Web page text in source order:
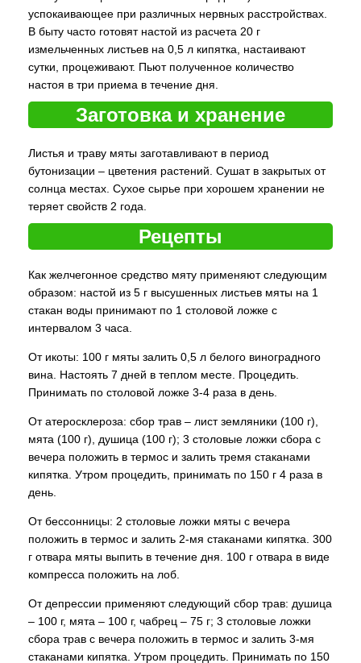
успокаивающее при различных нервных расстройствах.
В быту часто готовят настой из расчета 20 г
измельченных листьев на 0,5 л кипятка, настаивают
сутки, процеживают. Пьют полученное количество
настоя в три приема в течение дня.
Заготовка и хранение
Листья и траву мяты заготавливают в период
бутонизации – цветения растений. Сушат в закрытых от
солнца местах. Сухое сырье при хорошем хранении не
теряет свойств 2 года.
Рецепты
Как желчегонное средство мяту применяют следующим
образом: настой из 5 г высушенных листьев мяты на 1
стакан воды принимают по 1 столовой ложке с
интервалом 3 часа.
От икоты: 100 г мяты залить 0,5 л белого виноградного
вина. Настоять 7 дней в теплом месте. Процедить.
Принимать по столовой ложке 3-4 раза в день.
От атеросклероза: сбор трав – лист земляники (100 г),
мята (100 г), душица (100 г); 3 столовые ложки сбора с
вечера положить в термос и залить тремя стаканами
кипятка. Утром процедить, принимать по 150 г 4 раза в
день.
От бессонницы: 2 столовые ложки мяты с вечера
положить в термос и залить 2-мя стаканами кипятка. 300
г отвара мяты выпить в течение дня. 100 г отвара в виде
компресса положить на лоб.
От депрессии применяют следующий сбор трав: душица
– 100 г, мята – 100 г, чабрец – 75 г; 3 столовые ложки
сбора трав с вечера положить в термос и залить 3-мя
стаканами кипятка. Утром процедить. Принимать по 150